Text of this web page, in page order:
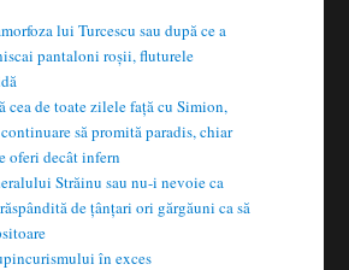
lui Turcescu sau după ce a
pantaloni roșii, fluturele
cea de toate zilele față cu Simion,
să promită paradis, chiar
oferi decât infern
Străinu sau nu-i nevoie ca
de țânțari ori gărgăuni ca să
în exces